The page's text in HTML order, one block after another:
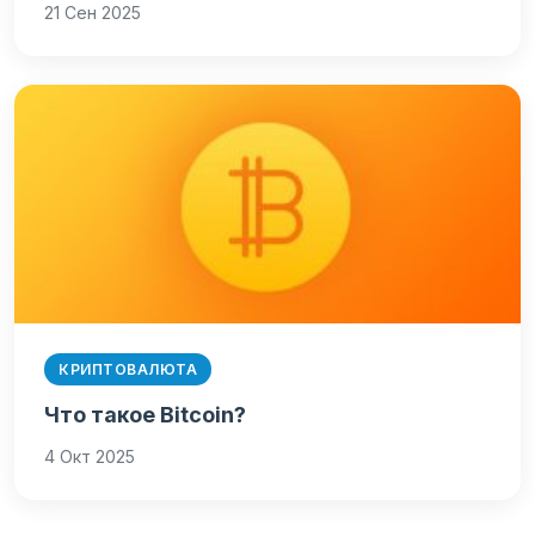
21 Сен 2025
КРИПТОВАЛЮТА
Что такое Bitcoin?
4 Окт 2025